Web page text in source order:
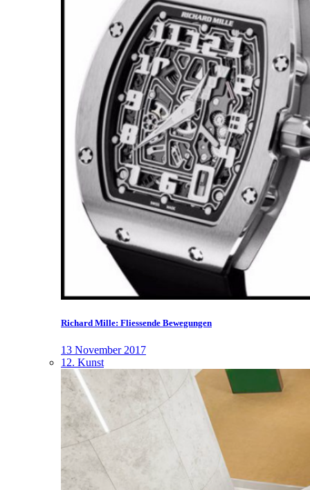
Richard Mille: Fliessende Bewegungen
13 November 2017
12. Kunst